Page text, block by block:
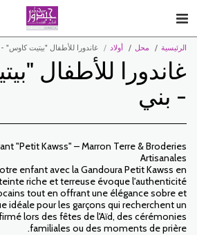
الرئيسية محل أولاد غاندورا للأطفال "بيتيت كاوس"
غاندورا للأطفال
- بني
"Petit Kawss" – Marron Terre & Broderies
enfant avec la Gandoura Petit Kawss en
riche et terreuse évoque l'authenticité
tout en offrant une élégance sobre et
idéale pour les garçons qui recherchent un
lors des fêtes de l'Aïd, des cérémonies
familiales ou des moments de prière.